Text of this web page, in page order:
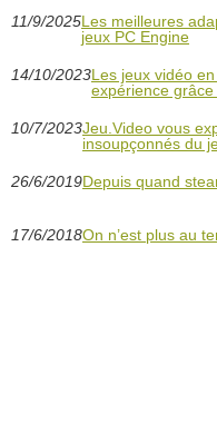
11/9/2025Les meilleures
jeux PC Engine
14/10/2023Les jeux vidéo
expérience
10/7/2023Jeu.Video vous
insoupçonnés du
26/6/2019Depuis quand
17/6/2018On n’est plus au